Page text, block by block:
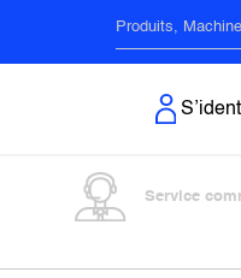
Service